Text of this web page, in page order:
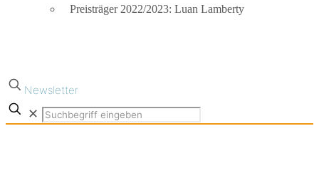
Preisträger 2022/2023: Luan Lamberty
Newsletter
✕